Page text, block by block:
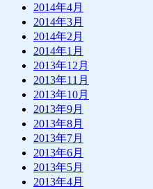
2014年4月
2014年3月
2014年2月
2014年1月
2013年12月
2013年11月
2013年10月
2013年9月
2013年8月
2013年7月
2013年6月
2013年5月
2013年4月